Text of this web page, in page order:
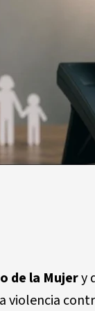
de la Mujery
violencia